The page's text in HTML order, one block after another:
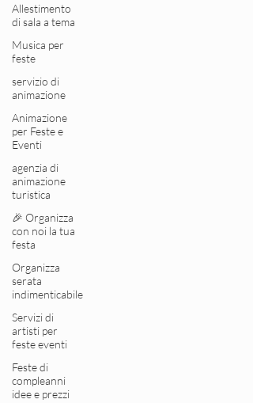
Allestimento
di sala a tema
Musica per
feste
servizio di
animazione
Animazione
per Feste e
Eventi
agenzia di
animazione
turistica
🎉 Organizza
con noi la tua
festa
Organizza
serata
indimenticabile
Servizi di
artisti per
feste eventi
Feste di
compleanni
idee e prezzi